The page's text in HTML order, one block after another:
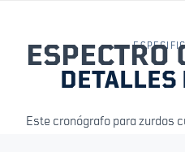
ESPECTRO
Este cronógrafo para zurdos
DETALLES